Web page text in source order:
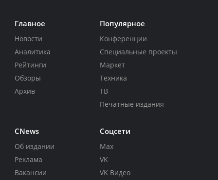
Главное
Новости
Аналитика
Рейтинги
Обзоры
Архив
Популярное
Конференции
Специальные проекты
Маркет
Техника
ТВ
Печатные издания
CNews
Об издании
Реклама
Вакансии
Соцсети
Max
VK
VK Видео